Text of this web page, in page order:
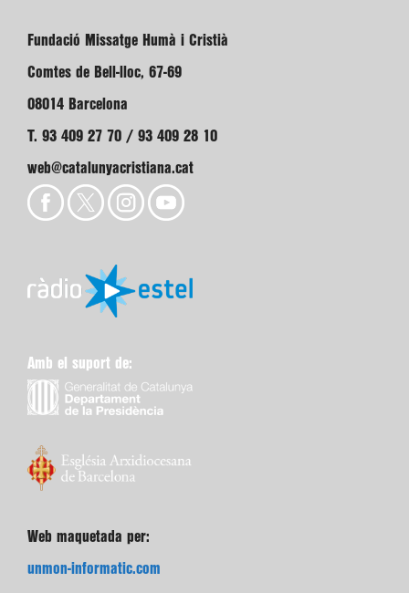
Fundació Missatge Humà i Cristià
Comtes de Bell-lloc, 67-69
08014 Barcelona
T. 93 409 27 70 / 93 409 28 10
web@catalunyacristiana.cat
Amb el suport de:
Web maquetada per:
unmon-informatic.com